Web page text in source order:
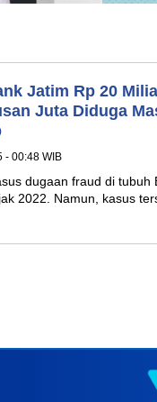
Jatim Rp 20
Juta Diduga
- 00:48 WIB
dugaan fraud di tubuh
2022. Namun, kasus